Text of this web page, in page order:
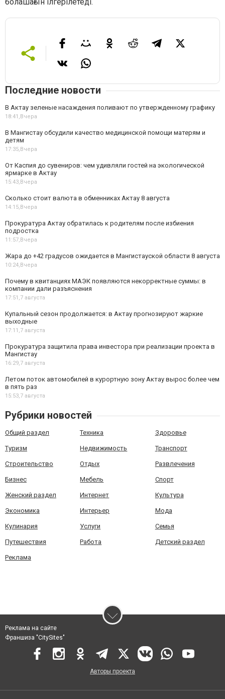
Последние новости
В Актау зеленые насаждения поливают по утвержденному графику
18:41, Вчера
В Мангистау обсудили качество медицинской помощи матерям и
детям
17:35, Вчера
От Каспия до сувениров: чем удивляли гостей на экологической
ярмарке в Актау
15:43, Вчера
Сколько стоит валюта в обменниках Актау 8 августа
14:15, Вчера
Прокуратура Актау обратилась к родителям после избиения
подростка
11:57, Вчера
Жара до +42 градусов ожидается в Мангистауской области 8 августа
10:24, Вчера
Почему в квитанциях МАЭК появляются некорректные суммы: в
компании дали разъяснения
17:51, 7 августа
Купальный сезон продолжается: в Актау прогнозируют жаркие
выходные
17:11, 7 августа
Прокуратура защитила права инвестора при реализации проекта в
Мангистау
16:29, 7 августа
Летом поток автомобилей в курортную зону Актау вырос более чем
в пять раз
15:53, 7 августа
Рубрики новостей
Общий раздел Техника Здоровье
Туризм Недвижимость Транспорт
Строительство Отдых Развлечения
Бизнес Мебель Спорт
Женский раздел Интернет Культура
Экономика Интерьер Мода
Кулинария Услуги Семья
Путешествия Работа Детский раздел
Реклама
Реклама на сайте
Франшиза "CitySites"
Авторы проекта